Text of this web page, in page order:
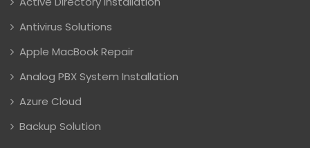
Antivirus Solutions
Apple MacBook Repair
Analog PBX System Installation
Azure Cloud
Backup Solution